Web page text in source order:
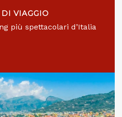
VIAGGIO
più spettacolari d’Italia